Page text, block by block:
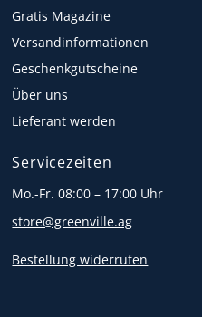
Gratis Magazine
Versandinformationen
Geschenkgutscheine
Über uns
Lieferant werden
Servicezeiten
Mo.-Fr. 08:00 – 17:00 Uhr
store@greenville.ag
Bestellung widerrufen